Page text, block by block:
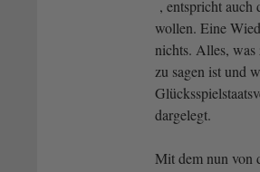
, entspricht auch
wollen. Eine
nichts. Alles, was
zu sagen ist und
dargelegt.
Mit dem nun von